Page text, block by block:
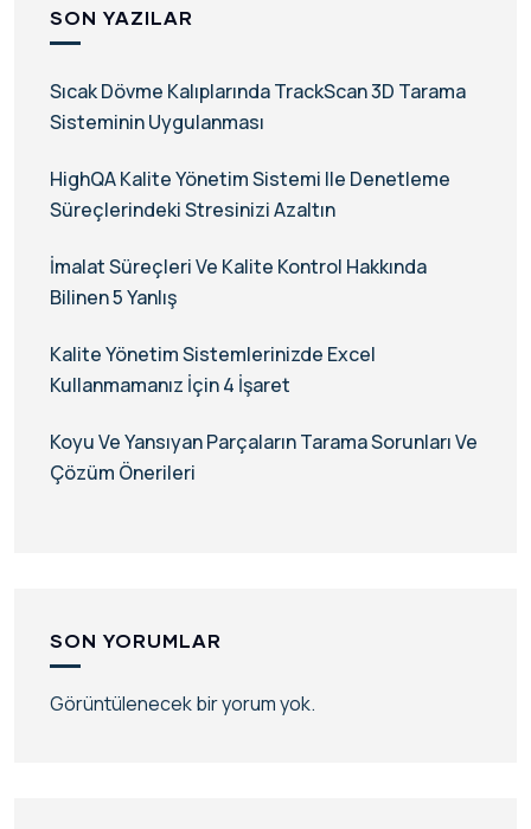
SON YAZILAR
Sıcak Dövme Kalıplarında TrackScan 3D Tarama
Sisteminin Uygulanması
HighQA Kalite Yönetim Sistemi Ile Denetleme
Süreçlerindeki Stresinizi Azaltın
İmalat Süreçleri Ve Kalite Kontrol Hakkında
Bilinen 5 Yanlış
Kalite Yönetim Sistemlerinizde Excel
Kullanmamanız İçin 4 İşaret
Koyu Ve Yansıyan Parçaların Tarama Sorunları Ve
Çözüm Önerileri
SON YORUMLAR
Görüntülenecek bir yorum yok.